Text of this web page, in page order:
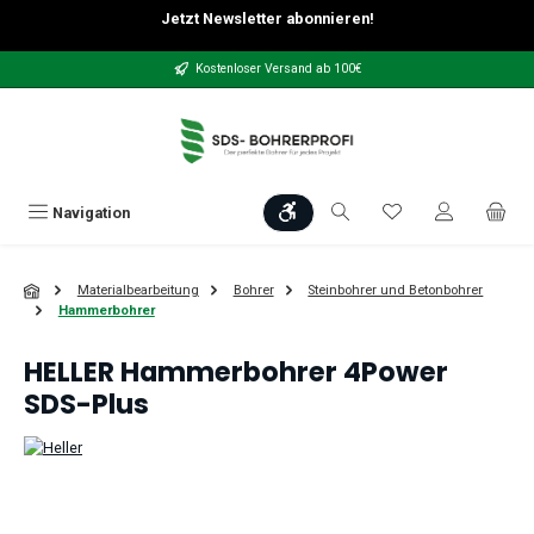
Zum Hauptinhalt springenJetzt Newsletter abonnieren!
Kostenloser Versand ab 100€
Navigation Werkzeugleiste anzeigen
Du hast 0
Materialbearbeitung Bohrer
Steinbohrer und Betonbohrer
Hammerbohrer
HELLER Hammerbohrer 4Power
SDS-Plus